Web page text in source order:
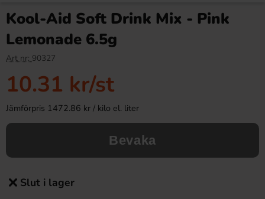
Kool-Aid Soft Drink Mix - Pink
Lemonade 6.5g
Art nr: 90327
10.31 kr/st
Jämförpris 1472.86 kr / kilo el. liter
Bevaka
Slut i lager